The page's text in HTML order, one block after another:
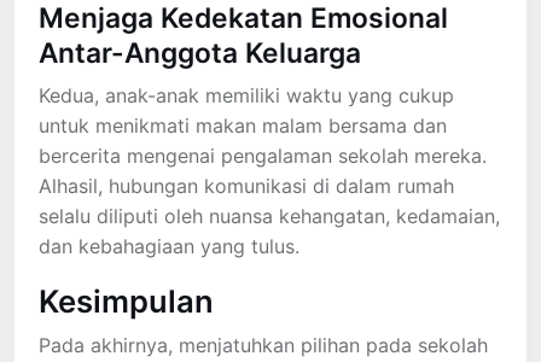
Menjaga Kedekatan Emosional
Antar-Anggota Keluarga
Kedua, anak-anak memiliki waktu yang cukup
untuk menikmati makan malam bersama dan
bercerita mengenai pengalaman sekolah mereka.
Alhasil, hubungan komunikasi di dalam rumah
selalu diliputi oleh nuansa kehangatan, kedamaian,
dan kebahagiaan yang tulus.
Kesimpulan
Pada akhirnya, menjatuhkan pilihan pada sekolah